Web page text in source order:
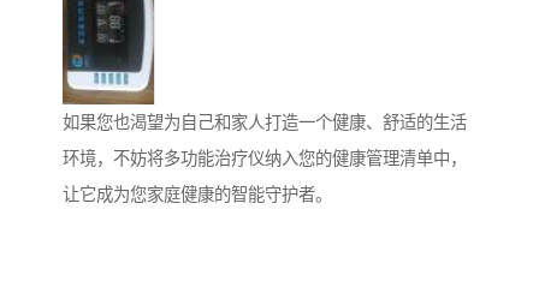
如果您也渴望为自己和家人打造一个健康、舒适的生活
环境，不妨将多功能治疗仪纳入您的健康管理清单中，
让它成为您家庭健康的智能守护者。